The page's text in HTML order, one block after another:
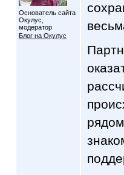
Основатель сайта
Окулус,
модератор
Блог на Окулус